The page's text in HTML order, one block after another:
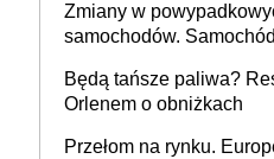
Zmiany w
samochodów.
technologią producenta
Będą tańsze paliwa?
Orlenem o obniżkach
Przełom na rynku.